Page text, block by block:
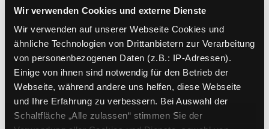
Wir verwenden Cookies und externe Dienste
Wir verwenden auf unserer Webseite Cookies und
ähnliche Technologien von Drittanbietern zur Verarbeitung
von personenbezogenen Daten (z.B.: IP-Adressen).
Einige von ihnen sind notwendig für den Betrieb der
Webseite, während andere uns helfen, diese Webseite
und Ihre Erfahrung zu verbessern. Bei Auswahl der
Schaltfläche „Alle zulassen“ stimmen Sie der
Exemplar-Details von 01.; Casino Royale
Verlag:Ludwigsburg, Cross Cult
Übergeordnetes Werk:James Bond
007
Bandangabe: 01.
Mediengruppe:Belletristik
Frau Helbing und der tote
Fagottist